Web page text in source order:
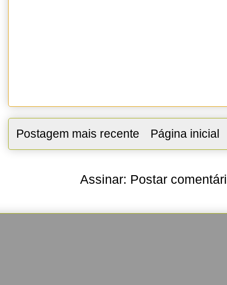
Postagem mais recente Página inicial
Assinar: Postar